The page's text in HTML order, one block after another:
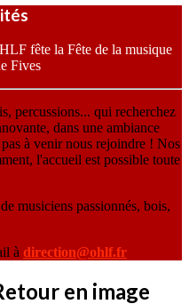
fête la Fête de la musique
Fives
percussions... qui recherchez
dans une ambiance
à venir nous rejoindre ! Nos
l'accueil est possible toute
musiciens passionnés, bois,
à direction@ohlf.fr
en image